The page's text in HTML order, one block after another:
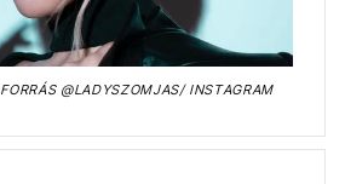
FORRÁS@LADYSZOMJAS/ INSTAGRAM